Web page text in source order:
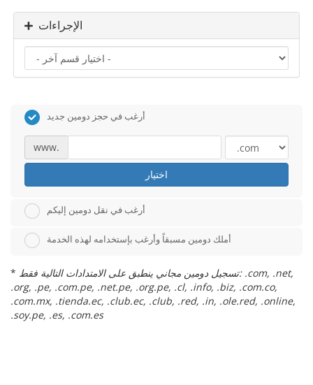
الإجراءات
أرغب في حجز دومين جديد
www.
اختيار
أرغب في نقل دومين إليكم
أملك دومين مسبقاً وأرغب بإستخدامه لهذه الخدمة
* تسجيل دومين مجاني ينطبق على الامتدادات التالية فقط: .com, .net,
.org, .pe, .com.pe, .net.pe, .org.pe, .cl, .info, .biz, .com.co,
.com.mx, .tienda.ec, .club.ec, .club, .red, .in, .ole.red, .online,
.soy.pe, .es, .com.es